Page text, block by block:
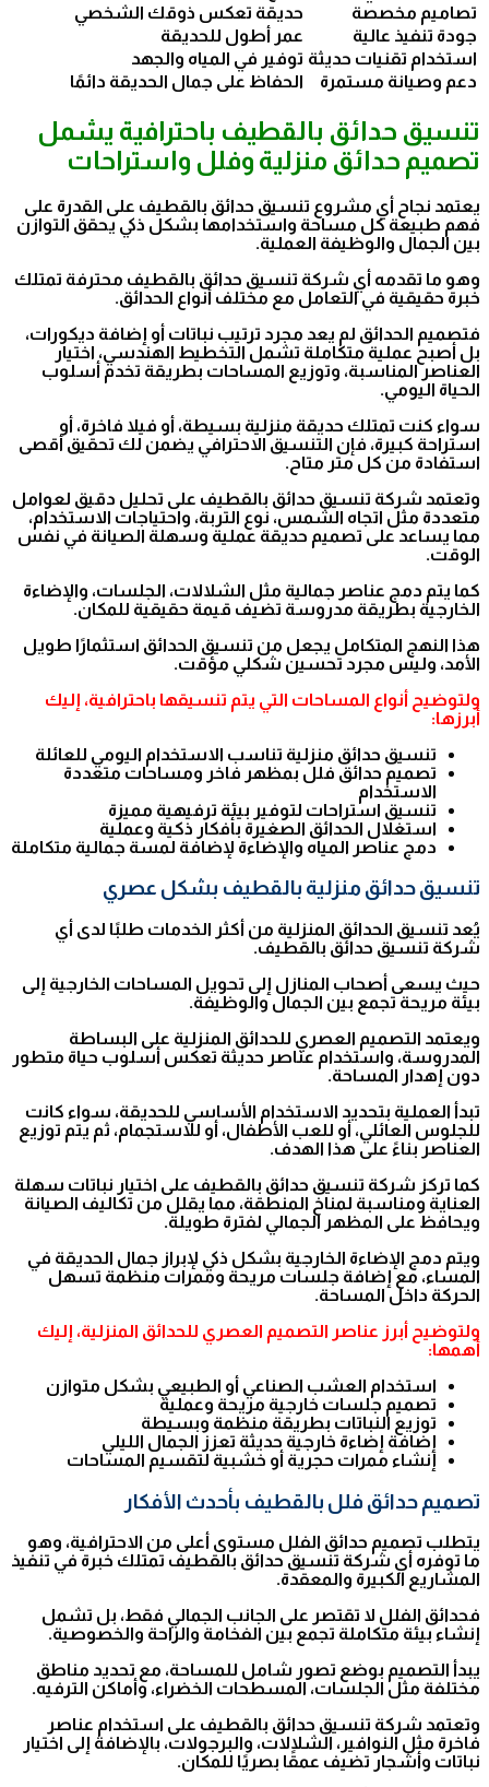
تصاميم مخصصة
حديقة تعكس ذوقك الشخصي
جودة تنفيذ عالية
عمر أطول للحديقة
استخدام تقنيات حديثة توفير في المياه والجهد
دعم وصيانة مستمرة
الحفاظ على جمال الحديقة دائمًا
تنسيق حدائق بالقطيف باحترافية يشمل
تصميم حدائق منزلية وفلل واستراحات
يعتمد نجاح أي مشروع تنسيق حدائق بالقطيف على القدرة على
فهم طبيعة كل مساحة واستخدامها بشكل ذكي يحقق التوازن
بين الجمال والوظيفة العملية.
وهو ما تقدمه أي شركة تنسيق حدائق بالقطيف محترفة تمتلك
خبرة حقيقية في التعامل مع مختلف أنواع الحدائق.
فتصميم الحدائق لم يعد مجرد ترتيب نباتات أو إضافة ديكورات،
بل أصبح عملية متكاملة تشمل التخطيط الهندسي، اختيار
العناصر المناسبة، وتوزيع المساحات بطريقة تخدم أسلوب
الحياة اليومي.
سواء كنت تمتلك حديقة منزلية بسيطة، أو فيلا فاخرة، أو
استراحة كبيرة، فإن التنسيق الاحترافي يضمن لك تحقيق أقصى
استفادة من كل متر متاح.
وتعتمد شركة تنسيق حدائق بالقطيف على تحليل دقيق لعوامل
متعددة مثل اتجاه الشمس، نوع التربة، واحتياجات الاستخدام،
مما يساعد على تصميم حديقة عملية وسهلة الصيانة في نفس
الوقت.
كما يتم دمج عناصر جمالية مثل الشلالات، الجلسات، والإضاءة
الخارجية بطريقة مدروسة تضيف قيمة حقيقية للمكان.
هذا النهج المتكامل يجعل من تنسيق الحدائق استثمارًا طويل
الأمد، وليس مجرد تحسين شكلي مؤقت.
ولتوضيح أنواع المساحات التي يتم تنسيقها باحترافية، إليك
أبرزها:
تنسيق حدائق منزلية تناسب الاستخدام اليومي للعائلة
تصميم حدائق فلل بمظهر فاخر ومساحات متعددة
الاستخدام
تنسيق استراحات لتوفير بيئة ترفيهية مميزة
استغلال الحدائق الصغيرة بأفكار ذكية وعملية
دمج عناصر المياه والإضاءة لإضافة لمسة جمالية متكاملة
تنسيق حدائق منزلية بالقطيف بشكل عصري
يُعد تنسيق الحدائق المنزلية من أكثر الخدمات طلبًا لدى أي
شركة تنسيق حدائق بالقطيف.
حيث يسعى أصحاب المنازل إلى تحويل المساحات الخارجية إلى
بيئة مريحة تجمع بين الجمال والوظيفة.
ويعتمد التصميم العصري للحدائق المنزلية على البساطة
المدروسة، واستخدام عناصر حديثة تعكس أسلوب حياة متطور
دون إهدار المساحة.
تبدأ العملية بتحديد الاستخدام الأساسي للحديقة، سواء كانت
للجلوس العائلي، أو للعب الأطفال، أو للاستجمام، ثم يتم توزيع
العناصر بناءً على هذا الهدف.
كما تركز شركة تنسيق حدائق بالقطيف على اختيار نباتات سهلة
العناية ومناسبة لمناخ المنطقة، مما يقلل من تكاليف الصيانة
ويحافظ على المظهر الجمالي لفترة طويلة.
ويتم دمج الإضاءة الخارجية بشكل ذكي لإبراز جمال الحديقة في
المساء، مع إضافة جلسات مريحة وممرات منظمة تسهل
الحركة داخل المساحة.
ولتوضيح أبرز عناصر التصميم العصري للحدائق المنزلية، إليك
أهمها:
استخدام العشب الصناعي أو الطبيعي بشكل متوازن
تصميم جلسات خارجية مريحة وعملية
توزيع النباتات بطريقة منظمة وبسيطة
إضافة إضاءة خارجية حديثة تعزز الجمال الليلي
إنشاء ممرات حجرية أو خشبية لتقسيم المساحات
تصميم حدائق فلل بالقطيف بأحدث الأفكار
يتطلب تصميم حدائق الفلل مستوى أعلى من الاحترافية، وهو
ما توفره أي شركة تنسيق حدائق بالقطيف تمتلك خبرة في تنفيذ
المشاريع الكبيرة والمعقدة.
فحدائق الفلل لا تقتصر على الجانب الجمالي فقط، بل تشمل
إنشاء بيئة متكاملة تجمع بين الفخامة والراحة والخصوصية.
يبدأ التصميم بوضع تصور شامل للمساحة، مع تحديد مناطق
مختلفة مثل الجلسات، المسطحات الخضراء، وأماكن الترفيه.
وتعتمد شركة تنسيق حدائق بالقطيف على استخدام عناصر
فاخرة مثل النوافير، الشلالات، والبرجولات، بالإضافة إلى اختيار
نباتات وأشجار تضيف عمقًا بصريًا للمكان.